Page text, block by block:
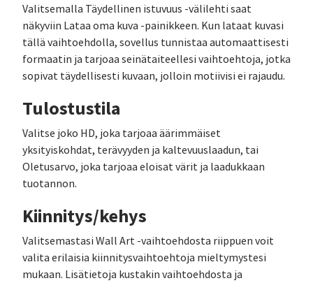
Valitsemalla Täydellinen istuvuus -välilehti saat
näkyviin Lataa oma kuva -painikkeen. Kun lataat kuvasi
tällä vaihtoehdolla, sovellus tunnistaa automaattisesti
formaatin ja tarjoaa seinätaiteellesi vaihtoehtoja, jotka
sopivat täydellisesti kuvaan, jolloin motiivisi ei rajaudu.
Tulostustila
Valitse joko HD, joka tarjoaa äärimmäiset
yksityiskohdat, terävyyden ja kaltevuuslaadun, tai
Oletusarvo, joka tarjoaa eloisat värit ja laadukkaan
tuotannon.
Kiinnitys/kehys
Valitsemastasi Wall Art -vaihtoehdosta riippuen voit
valita erilaisia kiinnitysvaihtoehtoja mieltymystesi
mukaan. Lisätietoja kustakin vaihtoehdosta ja